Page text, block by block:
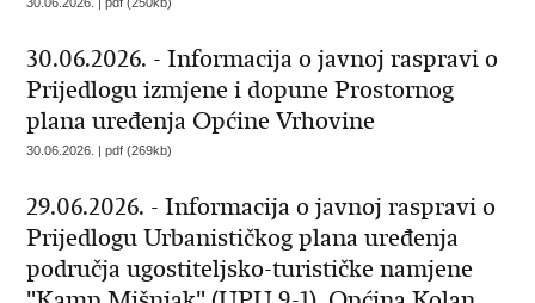
30.06.2026. - Informacija o javnoj raspravi o
Prijedlogu izmjene i dopune Prostornog
plana uređenja Općine Vrhovine
30.06.2026. | pdf (269kb)
29.06.2026. - Informacija o javnoj raspravi o
Prijedlogu Urbanističkog plana uređenja
područja ugostiteljsko-turističke namjene